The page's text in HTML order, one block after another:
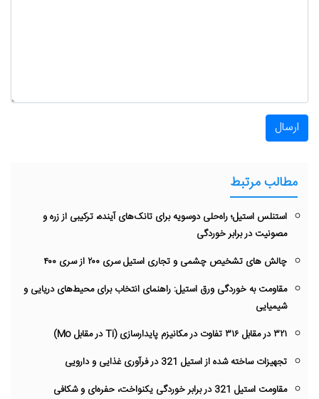
ارسال
مطالب مرتبط
استنلس استیل؛ راه‌حلی دوسویه برای تانک‌های آینده، ترکیبی از زره و
مصونیت در برابر خوردگی
چالش های تشخیص چشمی و تجاری استیل سری ۲۰۰ از سری ۴۰۰
مقاومت به خوردگی ورق استیل: راهنمای انتخاب برای محیط‌های دریایی و
شیمیایی
۳۲۱ در مقابل ۳۱۶ تفاوت در مکانیزم پایدارسازی (Ti در مقابل Mo)
تجهیزات ساخته شده از استیل 321 در فرآوری غذایی و دارویی
مقاومت استیل 321 در برابر خوردگی یکنواخت، حفره‌ای و شکافی